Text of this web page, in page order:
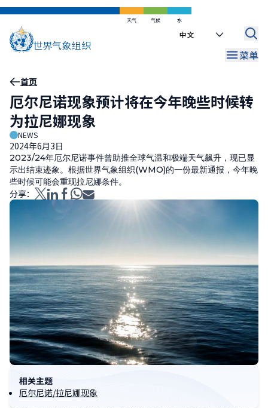
跳
天气 气候 水
Select
菜单
面
包
屑
首页
厄尔尼诺现象预计将在今年晚些时候转
为拉尼娜现象
NEWS
2024年6月3日
2023/24年厄尔尼诺事件曾助推全球气温和极端天气飙升，现已显
示出结束迹象。根据世界气象组织(WMO)的一份最新通报，今年晚
些时候可能会重现拉尼娜条件。
分享：
相关主题
厄尔尼诺/拉尼娜现象